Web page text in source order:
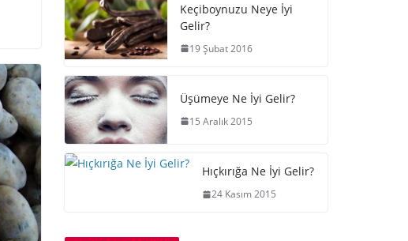
Keçiboynuzu Neye İyi
Gelir?
19 Şubat 2016
Üşümeye Ne İyi Gelir?
15 Aralık 2015
Hıçkırığa Ne İyi Gelir?
24 Kasım 2015